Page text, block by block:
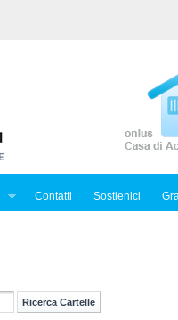
Contatti Sostienici